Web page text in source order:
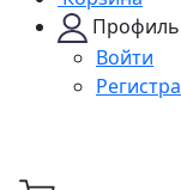
Профиль
Войти